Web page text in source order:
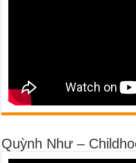
Quỳnh Như –